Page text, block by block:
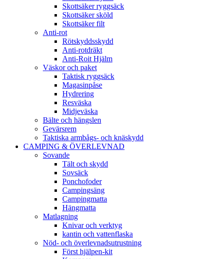
Skottsäker ryggsäck
Skottsäker sköld
Skottsäker filt
Anti-rot
Rötskyddsskydd
Anti-rotdräkt
Anti-Roit Hjälm
Väskor och paket
Taktisk ryggsäck
Magasinpåse
Hydrering
Resväska
Midjeväska
Bälte och hängslen
Gevärsrem
Taktiska armbågs- och knäskydd
CAMPING & ÖVERLEVNAD
Sovande
Tält och skydd
Sovsäck
Ponchofoder
Campingsäng
Campingmatta
Hängmatta
Matlagning
Knivar och verktyg
kantin och vattenflaska
Nöd- och överlevnadsutrustning
Först hjälpen-kit